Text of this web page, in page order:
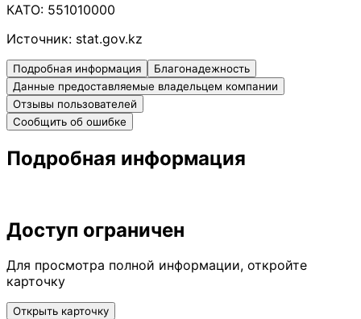
КАТО: 551010000
Источник: stat.gov.kz
Подробная информация
Благонадежность
Данные предоставляемые владельцем компании
Отзывы пользователей
Сообщить об ошибке
Подробная информация
Доступ ограничен
Для просмотра полной информации, откройте
карточку
Открыть карточку